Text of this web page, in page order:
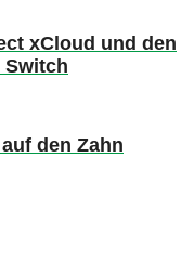
xCloud und den
Switch
den Zahn